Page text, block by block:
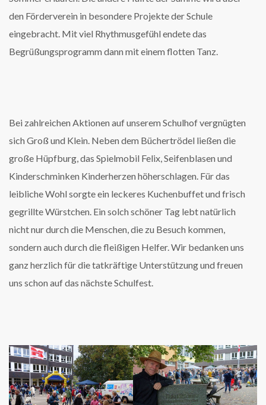
den Förderverein in besondere Projekte der Schule
eingebracht. Mit viel Rhythmusgefühl endete das
Begrüßungsprogramm dann mit einem flotten Tanz.
Bei zahlreichen Aktionen auf unserem Schulhof vergnügten
sich Groß und Klein. Neben dem Büchertrödel ließen die
große Hüpfburg, das Spielmobil Felix, Seifenblasen und
Kinderschminken Kinderherzen höherschlagen. Für das
leibliche Wohl sorgte ein leckeres Kuchenbuffet und frisch
gegrillte Würstchen. Ein solch schöner Tag lebt natürlich
nicht nur durch die Menschen, die zu Besuch kommen,
sondern auch durch die fleißigen Helfer. Wir bedanken uns
ganz herzlich für die tatkräftige Unterstützung und freuen
uns schon auf das nächste Schulfest.